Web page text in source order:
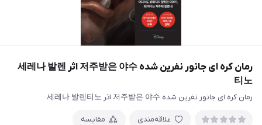
رمان کره ای جانور نفرین شده 저주받은 야수 اثر 세레나 발렌
티노
رمان کره ای جانور نفرین شده 저주받은 야수 اثر 세레나 발렌티노
علاقه‌مندی مقایسه